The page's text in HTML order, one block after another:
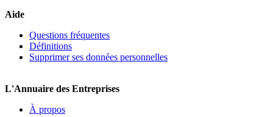
Aide
Questions fréquentes
Définitions
Supprimer ses données personnelles
L'Annuaire des Entreprises
À propos